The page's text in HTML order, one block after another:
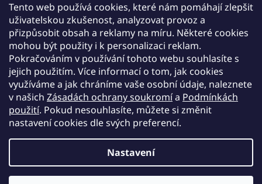
Tento web používá cookies, které nám pomáhají zlepšit
uživatelskou zkušenost, analyzovat provoz a
přizpůsobit obsah a reklamy na míru. Některé cookies
mohou být použity i k personalizaci reklam.
Pokračováním v používání tohoto webu souhlasíte s
jejich použitím. Více informací o tom, jak cookies
využíváme a jak chráníme vaše osobní údaje, naleznete
v našich Zásadách ochrany soukromía Podmínkách
použití. Pokud nesouhlasíte, můžete si změnit
nastavení cookies dle svých preferencí.
Nastavení
PRŮMYSLOVÁ 220, ČERVENÉ ZÁHOŘÍ
391 37 CHOTOVINY
IČ: 28138252
DIČ: CZ28138252
Společnost zapsána v obchodním rejstříku vedeném u Krajského soudu v Českých
Budějovicích, oddíl C, vložka 19654.
Vytvořil Shoptet